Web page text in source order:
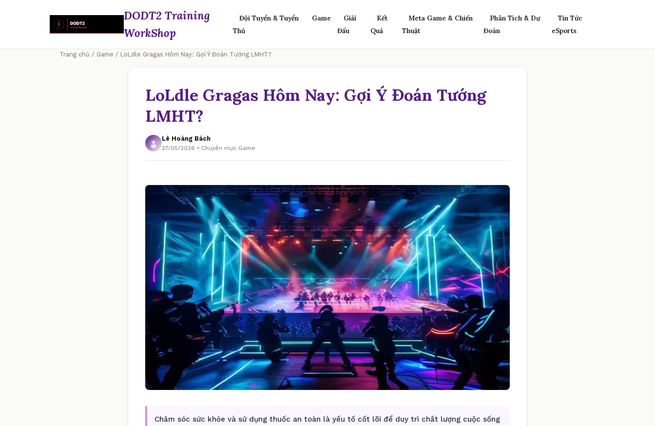
DODT2 Training
WorkShop
Đội Tuyển & Tuyển
Thủ
Game
Giải
Đấu
Kết
Quả
Meta Game & Chiến
Thuật
Phân Tích & Dự
Đoán
Tin Tức
eSports
Trang chủ / Game / LoLdle Gragas Hôm Nay: Gợi Ý Đoán Tướng LMHT?
LoLdle Gragas Hôm Nay: Gợi Ý Đoán Tướng
LMHT?
Lê Hoàng Bách
27/05/2026 • Chuyên mục Game
Chăm sóc sức khỏe và sử dụng thuốc an toàn là yếu tố cốt lõi để duy trì chất lượng cuộc sống